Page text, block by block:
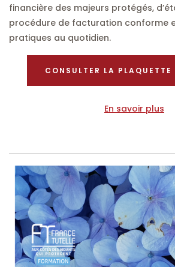
financière des majeurs protégés,
procédure de facturation conforme
pratiques au quotidien.
CONSULTER LA PLAQUETTE
En savoir plus